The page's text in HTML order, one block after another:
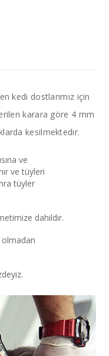
kedi dostlarımız için
karara göre 4 mm
kesilmektedir.
ve
ve tüyleri
tüyler
dahildir.
olmadan